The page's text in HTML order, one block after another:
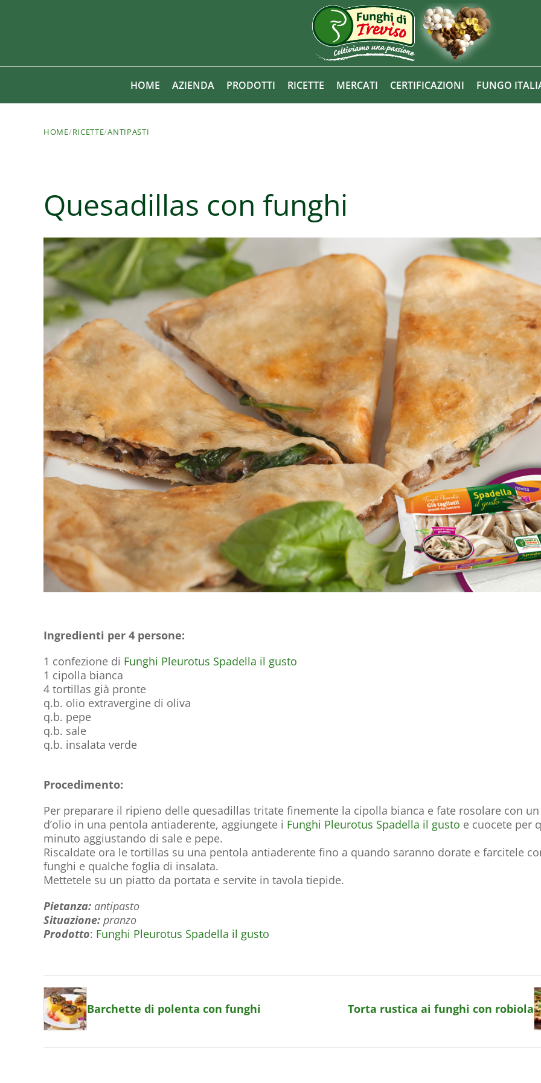
HOME AZIENDA PRODOTTI RICETTE MERCATI CERTIFICAZIONI FUNGO
HOME/RICETTE/ANTIPASTI
Quesadillas con funghi
Ingredienti per 4 persone:
1 confezione di Funghi Pleurotus Spadella il gusto
1 cipolla bianca
4 tortillas già pronte
q.b. olio extravergine di oliva
q.b. pepe
q.b. sale
q.b. insalata verde
Procedimento:
Per preparare il ripieno delle quesadillas tritate finemente la cipolla bianca e fate rosolare con
d’olio in una pentola antiaderente, aggiungete i Funghi Pleurotus Spadella il gusto e cuocete per
minuto aggiustando di sale e pepe.
Riscaldate ora le tortillas su una pentola antiaderente fino a quando saranno dorate e farcitele
funghi e qualche foglia di insalata.
Mettetele su un piatto da portata e servite in tavola tiepide.
Pietanza: antipasto
Situazione: pranzo
Prodotto: Funghi Pleurotus Spadella il gusto
Barchette di polenta con funghi Torta rustica ai funghi con robiola